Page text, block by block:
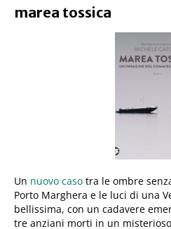
marea tossica
Un nuovo caso tra le ombre
Porto Marghera e le luci di una
bellissima, con un cadavere
tre anziani morti in un